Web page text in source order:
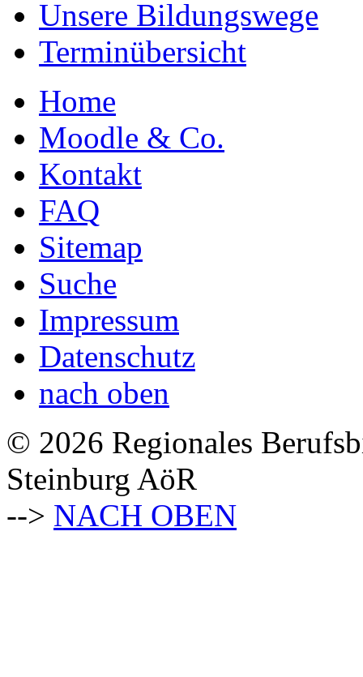
Unsere Bildungswege
Terminübersicht
Home
Moodle & Co.
Kontakt
FAQ
Sitemap
Suche
Impressum
Datenschutz
nach oben
© 2026 Regionales
Steinburg AöR
--> NACH OBEN